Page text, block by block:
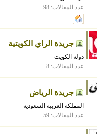
عدد المقالات: 98
جريدة الراي الكويتية
دولة الكويت
عدد المقالات: 8
جريدة الرياض
المملكة العربية السعودية
عدد المقالات: 59